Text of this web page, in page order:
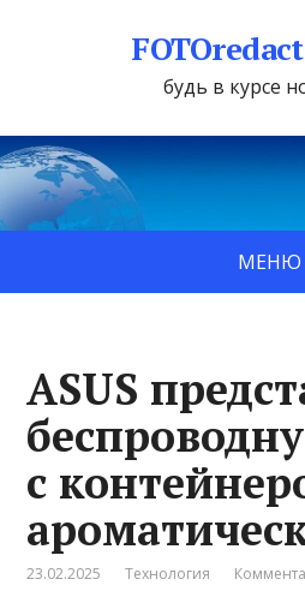
будь в курсе
МЕНЮ
ASUS
с
23.02.2025 Технология